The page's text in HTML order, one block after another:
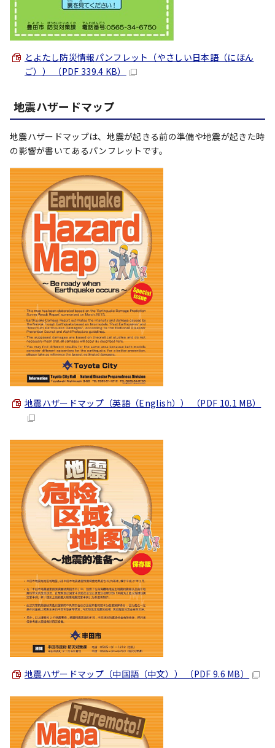
とよたし防災情報パンフレット（やさしい日本語（にほん
ご）） （PDF 339.4 KB）
地震ハザードマップ
地震ハザードマップは、地震が起きる前の準備や地震が起きた時
の影響が書いてあるパンフレットです。
地震ハザードマップ（英語（English）） （PDF 10.1 MB）
地震ハザードマップ（中国語（中文）） （PDF 9.6 MB）